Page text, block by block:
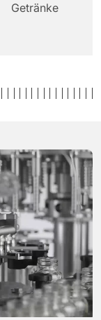
Getränke